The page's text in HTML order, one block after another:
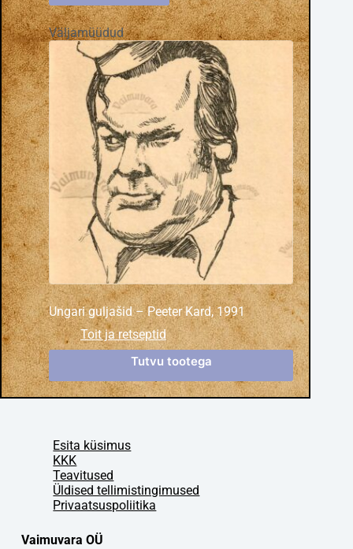
Väljamüüdud
Ungari guljašid – Peeter Kard, 1991
Toit ja retseptid
Tutvu tootega
Esita küsimus
KKK
Teavitused
Üldised tellimistingimused
Privaatsuspoliitika
Vaimuvara OÜ